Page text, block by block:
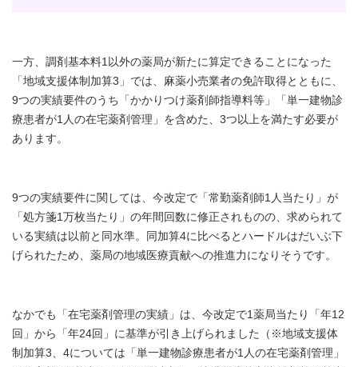
一方、調剤基本料1以外の薬局が新たに算定できることになった
「地域支援体制加算3」では、麻薬小売業者の免許取得とともに、
9つの実績要件のうち「かかりつけ薬剤師指導料等」「単一建物診
療患者が1人の在宅薬剤管理」を含めた、3つ以上を満たす必要が
あります。
9つの実績要件に関しては、今改定で「常勤薬剤師1人当たり」が
「処方箋1万枚当たり」の年間回数に修正されものの、求められて
いる実績は以前と同水準。同加算4に比べるとハードルはだいぶ下
げられたため、薬局の地域医療貢献への推進力になりそうです。
なかでも「在宅薬剤管理の実績」は、今改定で1薬局当たり「年12
回」から「年24回」に基準が引き上げられました（※地域支援体
制加算3、4については「単一建物診療患者が1人の在宅薬剤管理」